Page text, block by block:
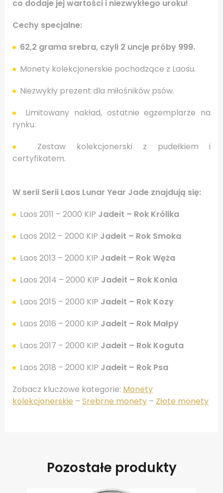
co dodaje jej wartości i niezwykłego uroku!
Cechy specjalne:
62,2 grama srebra, czyli 2 uncje próby 999.
Monety kolekcjonerskie pochodzące z Laosu.
Niezwykły prezent dla miłośników psów.
Limitowany nakład, ostatnie egzemplarze na
rynku.
Zestaw kolekcjonerski z pudełkiem i
certyfikatem.
W serii Serii Laos Lunar Year Jade znajdują się:
Laos 2011 – 2000 KIP Jadeit – Rok Królika
Laos 2012 – 2000 KIP Jadeit – Rok Smoka
Laos 2013 – 2000 KIP Jadeit – Rok Węża
Laos 2014 – 2000 KIP Jadeit – Rok Konia
Laos 2015 – 2000 KIP Jadeit – Rok Kozy
Laos 2016 – 2000 KIP Jadeit – Rok Małpy
Laos 2017 – 2000 KIP Jadeit – Rok Koguta
Laos 2018 – 2000 KIP Jadeit – Rok Psa
Zobacz kluczowe kategorie: Monety
kolekcjonerskie – Srebrne monety – Złote monety
Pozostałe produkty